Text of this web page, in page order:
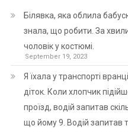
Білявка, яка облила
знала, що робити. За
чоловік у костюмі.
September 19, 2023
Я їхала у транспорті
діток. Коли хлопчик
проїзд, водій запитав
що йому 9. Водій запитав